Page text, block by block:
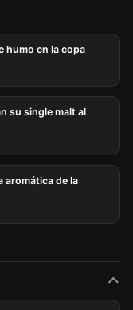
humo en la copa
su single malt al
aromática de la